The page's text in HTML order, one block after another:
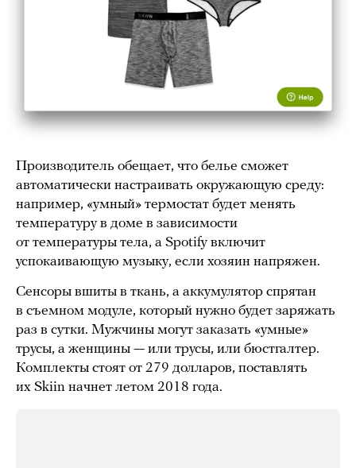
Производитель обещает, что белье сможет
автоматически настраивать окружающую среду:
например, «умный» термостат будет менять
температуру в доме в зависимости
от температуры тела, а Spotify включит
успокаивающую музыку, если хозяин напряжен.
Сенсоры вшиты в ткань, а аккумулятор спрятан
в съемном модуле, который нужно будет заряжать
раз в сутки. Мужчины могут заказать «умные»
трусы, а женщины — или трусы, или бюстгалтер.
Комплекты стоят от 279 долларов, поставлять
их Skiin начнет летом 2018 года.